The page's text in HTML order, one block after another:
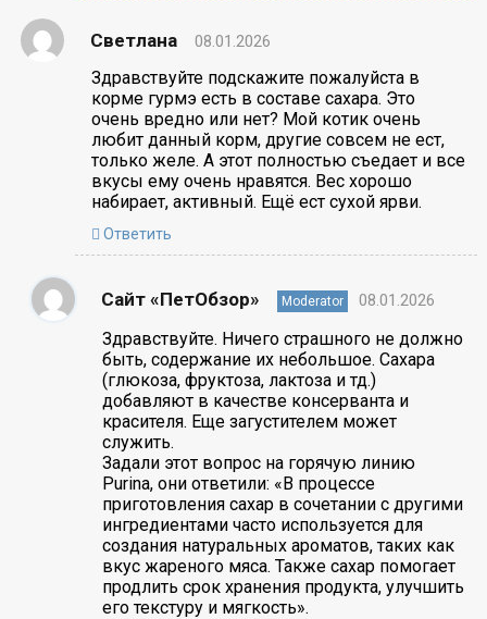
Светлана 08.01.2026
Здравствуйте подскажите пожалуйста в
корме гурмэ есть в составе сахара. Это
очень вредно или нет? Мой котик очень
любит данный корм, другие совсем не ест,
только желе. А этот полностью съедает и все
вкусы ему очень нравятся. Вес хорошо
набирает, активный. Ещё ест сухой ярви.
Ответить
Сайт «ПетОбзор» Moderator 08.01.2026
Здравствуйте. Ничего страшного не должно
быть, содержание их небольшое. Сахара
(глюкоза, фруктоза, лактоза и тд.)
добавляют в качестве консерванта и
красителя. Еще загустителем может
служить.
Задали этот вопрос на горячую линию
Purina, они ответили: «В процессе
приготовления сахар в сочетании с другими
ингредиентами часто используется для
создания натуральных ароматов, таких как
вкус жареного мяса. Также сахар помогает
продлить срок хранения продукта, улучшить
его текстуру и мягкость».